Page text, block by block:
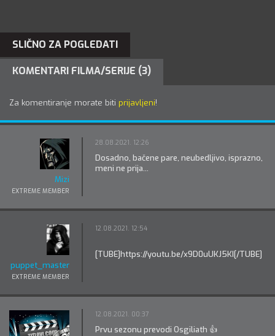
SLIČNO ZA POGLEDATI
KOMENTARI FILMA/SERIJE (3)
Za komentiranje morate biti prijavljeni!
Mizi
EXTREME MEMBER
28.08.2021. 12:26
Dosadno, bačene pare, neubedljivo, isprazno,
meni ne prija...
puppet_master
EXTREME MEMBER
12.08.2021. 12:54
[TUBE]https://youtu.be/x9D0uUKJ5KI[/TUBE]
12.08.2021. 00:37
Prvu sezonu prevodi Osgiliath 👍